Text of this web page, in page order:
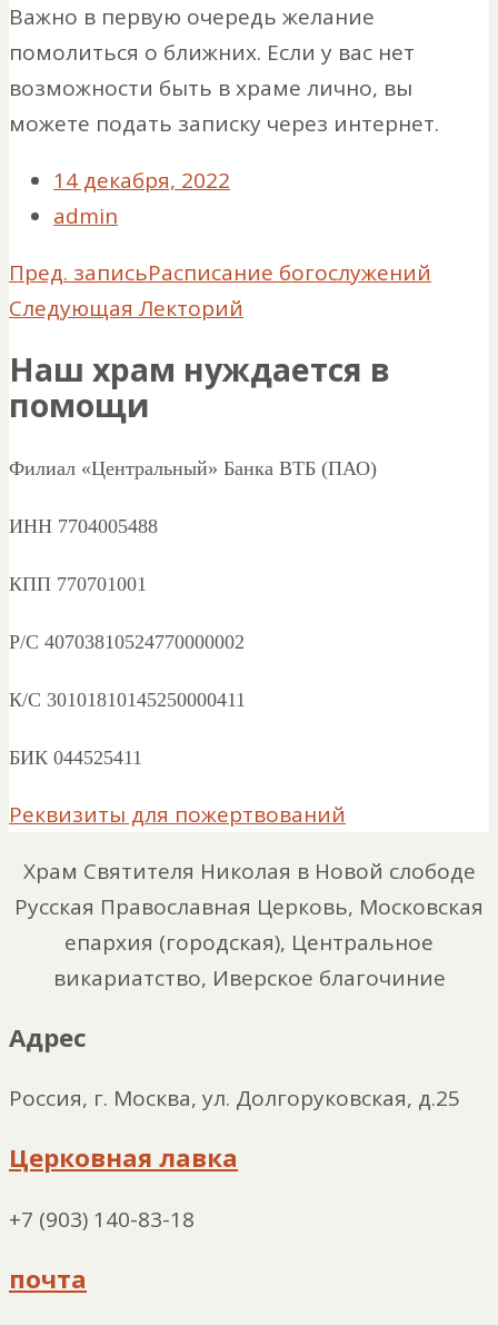
Важно в первую очередь желание
помолиться о ближних. Если у вас нет
возможности быть в храме лично, вы
можете подать записку через интернет.
14 декабря, 2022
admin
Пред. записьРасписание богослужений
Следующая Лекторий
Наш храм нуждается в
помощи
Филиал «Центральный» Банка ВТБ (ПАО)
ИНН 7704005488
КПП 770701001
Р/С 40703810524770000002
К/С 30101810145250000411
БИК 044525411
Реквизиты для пожертвований
Храм Святителя Николая в Новой слободе
Русская Православная Церковь, Московская
епархия (городская), Центральное
викариатство, Иверское благочиние
Адрес
Россия, г. Москва, ул. Долгоруковская, д.25
Церковная лавка
+7 (903) 140-83-18
почта